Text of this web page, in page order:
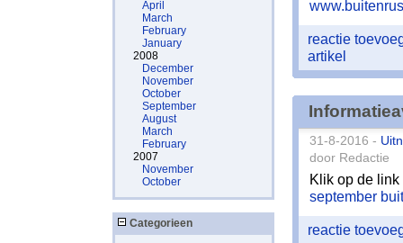
April
March
February
January
2008
December
November
October
September
August
March
February
2007
November
October
Categorieen
reactie
artikel
31-8-2016 -
door Redactie
Klik op de
september
reactie